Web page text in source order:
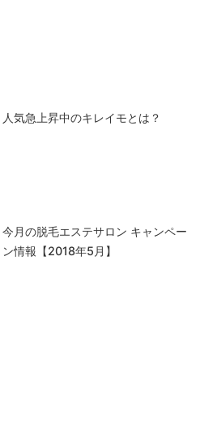
人気急上昇中のキレイモとは？
今月の脱毛エステサロン キャンペー
ン情報【2018年5月】